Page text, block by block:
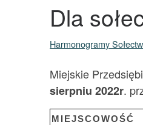
Dla
Harmonogramy
Miejskie
sierpniu 2022r.
MIEJSCOWOŚĆ